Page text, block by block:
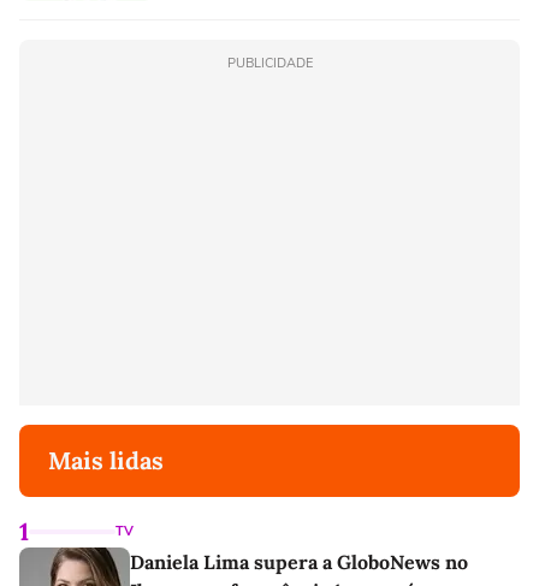
PUBLICIDADE
Mais lidas
1 TV
Daniela Lima supera a GloboNews no